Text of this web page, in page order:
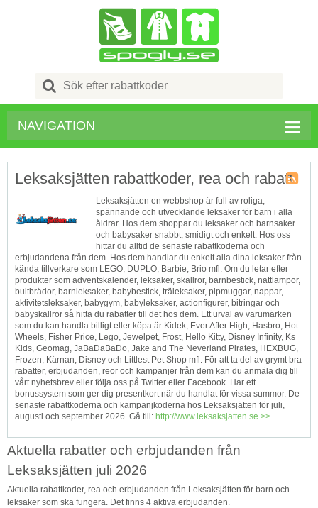
Search
for:
NAVIGATION
RSS
Leksaksjätten rabattkoder, rea och rabatt
Leksaksjätten en webbshop är full av roliga,
spännande och utvecklande leksaker för barn i alla
åldrar. Hos dem shoppar du leksaker och barnsaker
och babysaker snabbt, smidigt och enkelt. Hos oss
hittar du alltid de senaste rabattkoderna och
erbjudandena från dem. Hos dem handlar du enkelt alla dina leksaker från
kända tillverkare som LEGO, DUPLO, Barbie, Brio mfl. Om du letar efter
produkter som adventskalender, leksaker, skallror, barnbestick, nattlampor,
bultbrädor, barnleksaker, babybestick, träleksaker, pipmuggar, nappar,
aktivitetsleksaker, babygym, babyleksaker, actionfigurer, bitringar och
babyskallror så hitta du rabatter till det hos dem. Ett urval av varumärken
som du kan handla billigt eller köpa är Kidek, Ever After High, Hasbro, Hot
Wheels, Fisher Price, Lego, Jewelpet, Frost, Hello Kitty, Disney Infinity, Ks
Kids, Geomag, JaBaDaBaDo, Jake and The Neverland Pirates, HEXBUG,
Frozen, Kärnan, Disney och Littlest Pet Shop mfl. För att ta del av grymt bra
rabatter, erbjudanden, reor och kampanjer från dem kan du anmäla dig till
vårt nyhetsbrev eller följa oss på Twitter eller Facebook. Har ett
bonussystem som ger dig presentkort när du handlat för vissa summor. De
senaste rabattkoderna och kampanjkoderna hos Leksaksjätten för juli,
augusti och september 2026. Gå till: http://www.leksaksjatten.se >>
Aktuella rabatter och erbjudanden från
Leksaksjätten juli 2026
Aktuella rabattkoder, rea och erbjudanden från Leksaksjätten för barn och
leksaker som ska fungera. Det finns 4 aktiva erbjudanden.